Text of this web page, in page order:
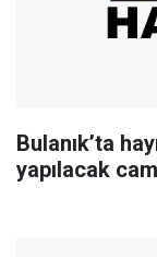
Bulanık’ta
yapılacak